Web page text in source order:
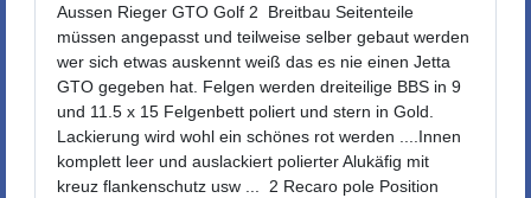
Aussen Rieger GTO Golf 2 Breitbau Seitenteile
müssen angepasst und teilweise selber gebaut werden
wer sich etwas auskennt weiß das es nie einen Jetta
GTO gegeben hat. Felgen werden dreiteilige BBS in 9
und 11.5 x 15 Felgenbett poliert und stern in Gold.
Lackierung wird wohl ein schönes rot werden ....Innen
komplett leer und auslackiert polierter Alukäfig mit
kreuz flankenschutz usw ... 2 Recaro pole Position